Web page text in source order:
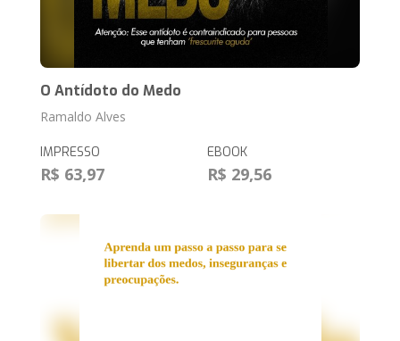
O Antídoto do Medo
Ramaldo Alves
IMPRESSO
R$ 63,97
EBOOK
R$ 29,56